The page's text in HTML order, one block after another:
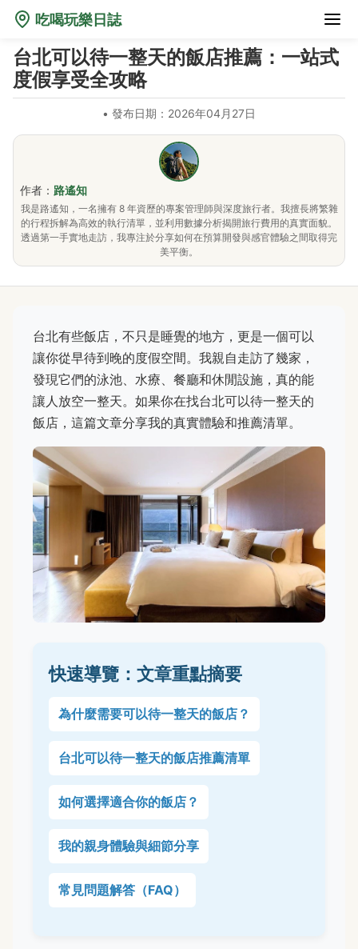
吃喝玩樂日誌
台北可以待一整天的飯店推薦：一站式
度假享受全攻略
• 發布日期：2026年04月27日
作者： 路遙知
我是路遙知，一名擁有 8 年資歷的專案管理師與深度旅行者。我擅長將繁雜
的行程拆解為高效的執行清單，並利用數據分析揭開旅行費用的真實面貌。
透過第一手實地走訪，我專注於分享如何在預算開發與感官體驗之間取得完
美平衡。
台北有些飯店，不只是睡覺的地方，更是一個可以
讓你從早待到晚的度假空間。我親自走訪了幾家，
發現它們的泳池、水療、餐廳和休閒設施，真的能
讓人放空一整天。如果你在找台北可以待一整天的
飯店，這篇文章分享我的真實體驗和推薦清單。
快速導覽：文章重點摘要
為什麼需要可以待一整天的飯店？
台北可以待一整天的飯店推薦清單
如何選擇適合你的飯店？
我的親身體驗與細節分享
常見問題解答（FAQ）